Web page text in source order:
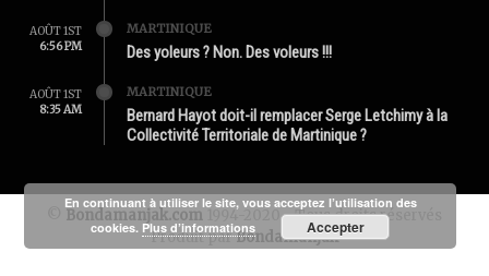
AOÛT 1ST
6:56 PM
MARTINIQUE
Des yoleurs ? Non. Des voleurs !!!
AOÛT 1ST
8:35 AM
MARTINIQUE
Bernard Hayot doit-il remplacer Serge Letchimy à la
Collectivité Territoriale de Martinique ?
Bondamanjak.com 1994-2020 - Tous droits réservés
Produit parBondamanjak
En continuant à utiliser le site, vous acceptez l’utilisation des
cookies. Plus d’informations Accepter